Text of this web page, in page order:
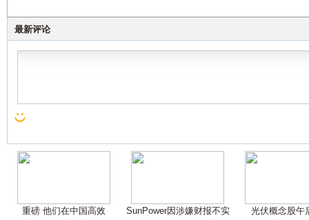
最新评论
重磅 他们在中国高效 SunPower因涉嫌财报不实 光伏概念股午